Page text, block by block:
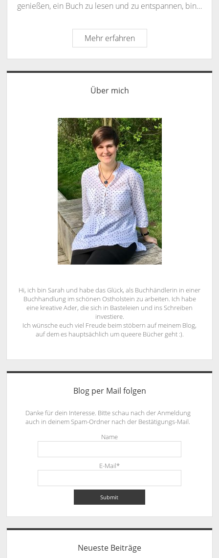
genießen, ein Buch zu lesen und zu entspannen, bin…
Mehr erfahrenDoKomi
2019
Sidebar
Über mich
Hi, ich bin Sarah und habe das Glück, als Buchhändlerin in einer
Buchhandlung im schönen Ostholstein zu arbeiten. Ich habe
eine kreative Ader, die sich in Basteleien und ins Schreiben
investiere.
Ich wünsche euch viel Freude beim stöbern auf meinem Blog,
auf dem es hauptsächlich um queere Bücher geht :).
Blog per Mail folgen
Danke für dein Interesse. Bitte schau nach der Anmeldung
auch in deinem Spam-Ordner nach der Bestätigungs-Mail.
Name
E-Mail*
Neueste Beiträge